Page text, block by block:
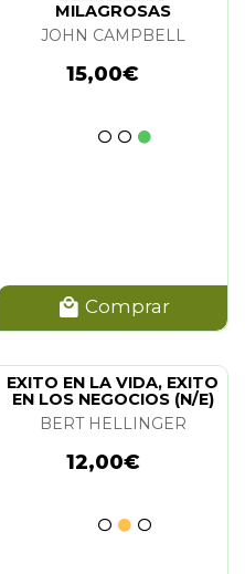
MILAGROSAS
JOHN CAMPBELL
15,00€
Comprar
EXITO EN LA VIDA, EXITO
EN LOS NEGOCIOS (N/E)
BERT HELLINGER
12,00€